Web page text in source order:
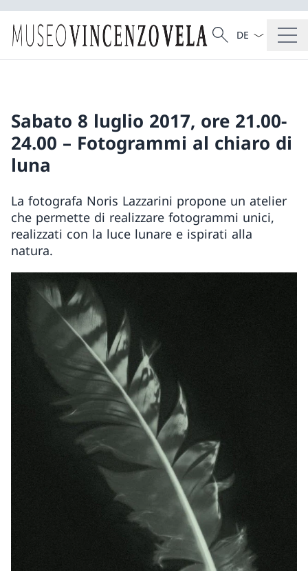
Cercare
Ricerca
Dal menu a
Sabato 8 luglio 2017, ore 21.00-
24.00 – Fotogrammi al chiaro di
luna
La fotografa Noris Lazzarini propone un atelier
che permette di realizzare fotogrammi unici,
realizzati con la luce lunare e ispirati alla
natura.